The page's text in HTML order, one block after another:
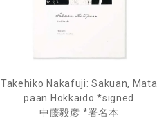
Takehiko Nakafuji: Sakuan, Mata
paan Hokkaido *signed
中藤毅彦 *署名本